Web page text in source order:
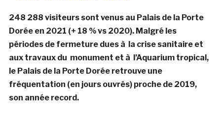
248 288 visiteurs sont venus au Palais de la Porte
Dorée en 2021 (+ 18 % vs 2020). Malgré les
périodes de fermeture dues à la crise sanitaire et
aux travaux du monument et à l’Aquarium tropical,
le Palais de la Porte Dorée retrouve une
fréquentation (en jours ouvrés) proche de 2019,
son année record.